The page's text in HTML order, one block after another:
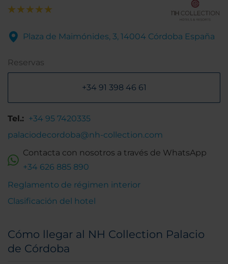
Plaza de Maimónides, 3, 14004 Córdoba España
Reservas
+34 91 398 46 61
Tel.: +34 95 7420335
palaciodecordoba@nh-collection.com
Contacta con nosotros a través de WhatsApp
+34 626 885 890
Reglamento de régimen interior
Clasificación del hotel
Cómo llegar al NH Collection Palacio
de Córdoba